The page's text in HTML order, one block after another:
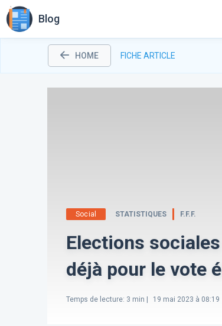
Blog
HOME FICHE ARTICLE
Social STATISTIQUES F.F.F.
Elections
déjà pour le vote
Temps de lecture: 3 min | 19 mai 2023 à 08:19